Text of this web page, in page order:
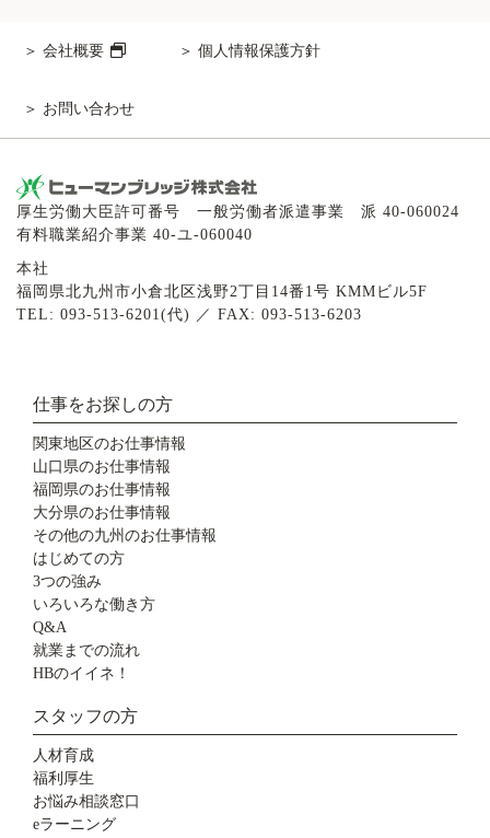
会社概要 個人情報保護方針
お問い合わせ
厚生労働大臣許可番号 一般労働者派遣事業 派 40-060024
有料職業紹介事業 40-ユ-060040
本社
福岡県北九州市小倉北区浅野2丁目14番1号 KMMビル5F
TEL: 093-513-6201(代) ／ FAX: 093-513-6203
仕事をお探しの方
関東地区のお仕事情報
山口県のお仕事情報
福岡県のお仕事情報
大分県のお仕事情報
その他の九州のお仕事情報
はじめての方
3つの強み
いろいろな働き方
Q&A
就業までの流れ
HBのイイネ！
スタッフの方
人材育成
福利厚生
お悩み相談窓口
eラーニング